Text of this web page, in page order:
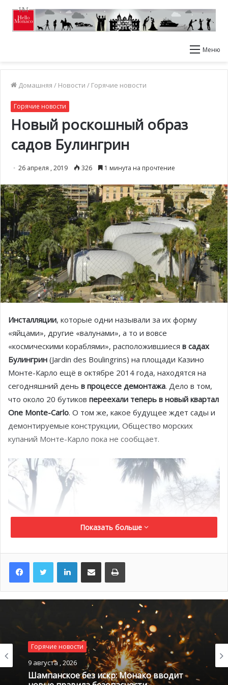
Меню
Домашняя / Новости / Горячие новости
Горячие новости
Новый роскошный образ
садов Булингрин
26 апреля , 2019 326 1 минута на прочтение
Инсталляции, которые одни называли за их форму
«яйцами», другие «валунами», а то и вовсе
«космическими кораблями», расположившиеся в садах
Булингрин (Jardin des Boulingrins) на площади Казино
Монте-Карло ещё в октябре 2014 года, находятся на
сегодняшний день в процессе демонтажа. Дело в том,
что около 20 бутиков переехали теперь в новый квартал
One Monte-Carlo. О том же, какое будущее ждет сады и
демонтируемые конструкции, Общество морских
купаний Монте-Карло пока не сообщает.
Показать больше
LinkedInПоделиться по электронной почте Распечатать
Горячие новости
9 августа , 2026
Шампанское без искр: Монако вводит